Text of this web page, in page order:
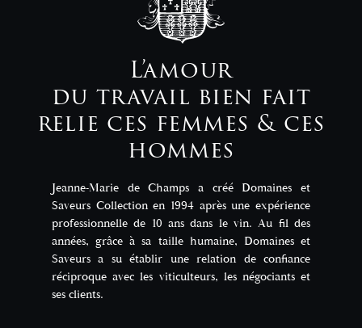
L’amour
du travail bien fait
relie ces femmes & ces
hommes
Jeanne-Marie de Champs a créé Domaines et
Saveurs Collection en 1994 après une expérience
professionnelle de 10 ans dans le vin. Au fil des
années, grâce à sa taille humaine, Domaines et
Saveurs a su établir une relation de confiance
réciproque avec les viticulteurs, les négociants et
ses clients.